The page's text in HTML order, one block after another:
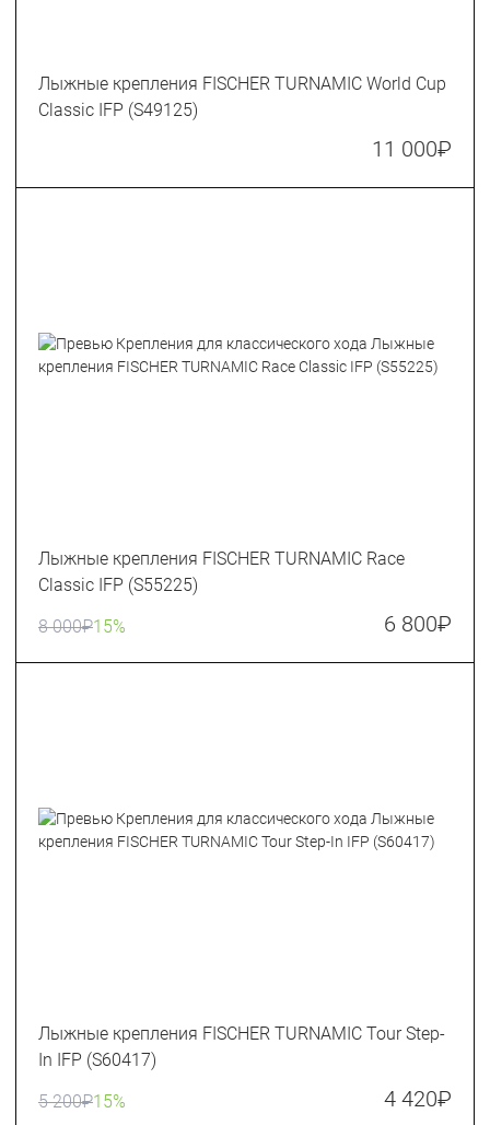
Лыжные крепления FISCHER TURNAMIC World Cup
Classic IFP (S49125)
11 000₽
Лыжные крепления FISCHER TURNAMIC Race
Classic IFP (S55225)
8 000₽15% 6 800₽
Лыжные крепления FISCHER TURNAMIC Tour Step-
In IFP (S60417)
5 200₽15% 4 420₽